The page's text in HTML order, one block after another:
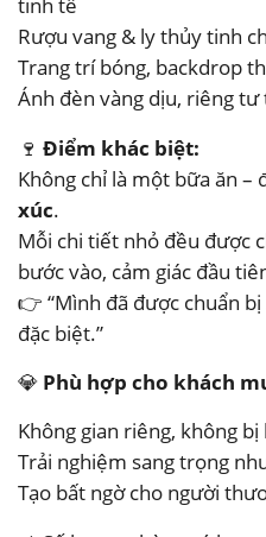
Rượu vang & ly thủy tinh
Trang trí bóng, backdrop
Ánh đèn vàng dịu, riêng
🍷 Điểm khác biệt:
Không chỉ là một bữa ăn –
xúc.
Mỗi chi tiết nhỏ đều được
bước vào, cảm giác đầu
👉 “Mình đã được chuẩn
đặc biệt.”
💎 Phù hợp cho khách
Không gian riêng, không
Trải nghiệm sang trọng
Tạo bất ngờ cho người